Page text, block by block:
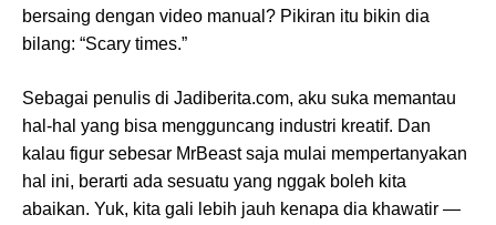
bersaing dengan video manual? Pikiran itu bikin dia
bilang: “Scary times.”
Sebagai penulis di Jadiberita.com, aku suka memantau
hal-hal yang bisa mengguncang industri kreatif. Dan
kalau figur sebesar MrBeast saja mulai mempertanyakan
hal ini, berarti ada sesuatu yang nggak boleh kita
abaikan. Yuk, kita gali lebih jauh kenapa dia khawatir —